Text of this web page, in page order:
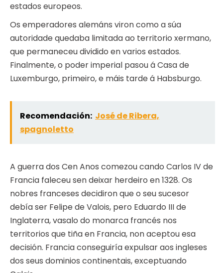
estados europeos.
Os emperadores alemáns viron como a súa
autoridade quedaba limitada ao territorio xermano,
que permaneceu dividido en varios estados.
Finalmente, o poder imperial pasou á Casa de
Luxemburgo, primeiro, e máis tarde á Habsburgo.
Recomendación: José de Ribera,
spagnoletto
A guerra dos Cen Anos comezou cando Carlos IV de
Francia faleceu sen deixar herdeiro en 1328. Os
nobres franceses decidiron que o seu sucesor
debía ser Felipe de Valois, pero Eduardo III de
Inglaterra, vasalo do monarca francés nos
territorios que tiña en Francia, non aceptou esa
decisión. Francia conseguiría expulsar aos ingleses
dos seus dominios continentais, exceptuando